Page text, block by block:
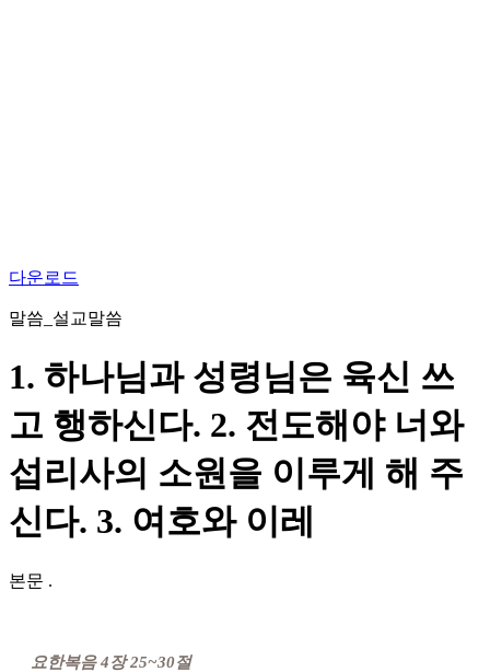
다운로드
말씀_설교말씀
1. 하나님과 성령님은 육신 쓰
고 행하신다. 2. 전도해야 너와
섭리사의 소원을 이루게 해 주
신다. 3. 여호와 이레
본문 .
요한복음 4장 25~30절